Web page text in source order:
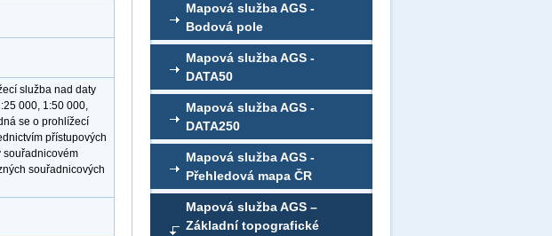
Mapová služba AGS -
Bodová pole
Mapová služba AGS -
DATA50
Mapová služba AGS -
DATA250
Mapová služba AGS -
Přehledová mapa ČR
Mapová služba AGS –
Základní topografické
služba nad daty
000, 1:50 000,
se o prohlížecí
přístupových
souřadnicovém
souřadnicových